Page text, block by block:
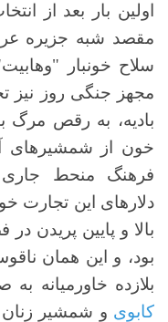
اولین بار بعد از
مقصد شبه جزیره
سلاح خونبار
مجهز جنگی روز نیز
بادیه، به رقص مرگ
خون از شمشیرهای
فرهنگ منحط جاری
دلارهای این تجارت
بالا و پایین پریدن
بود، و این همان
بلازده خاورمیانه
کابوی و شمشیر